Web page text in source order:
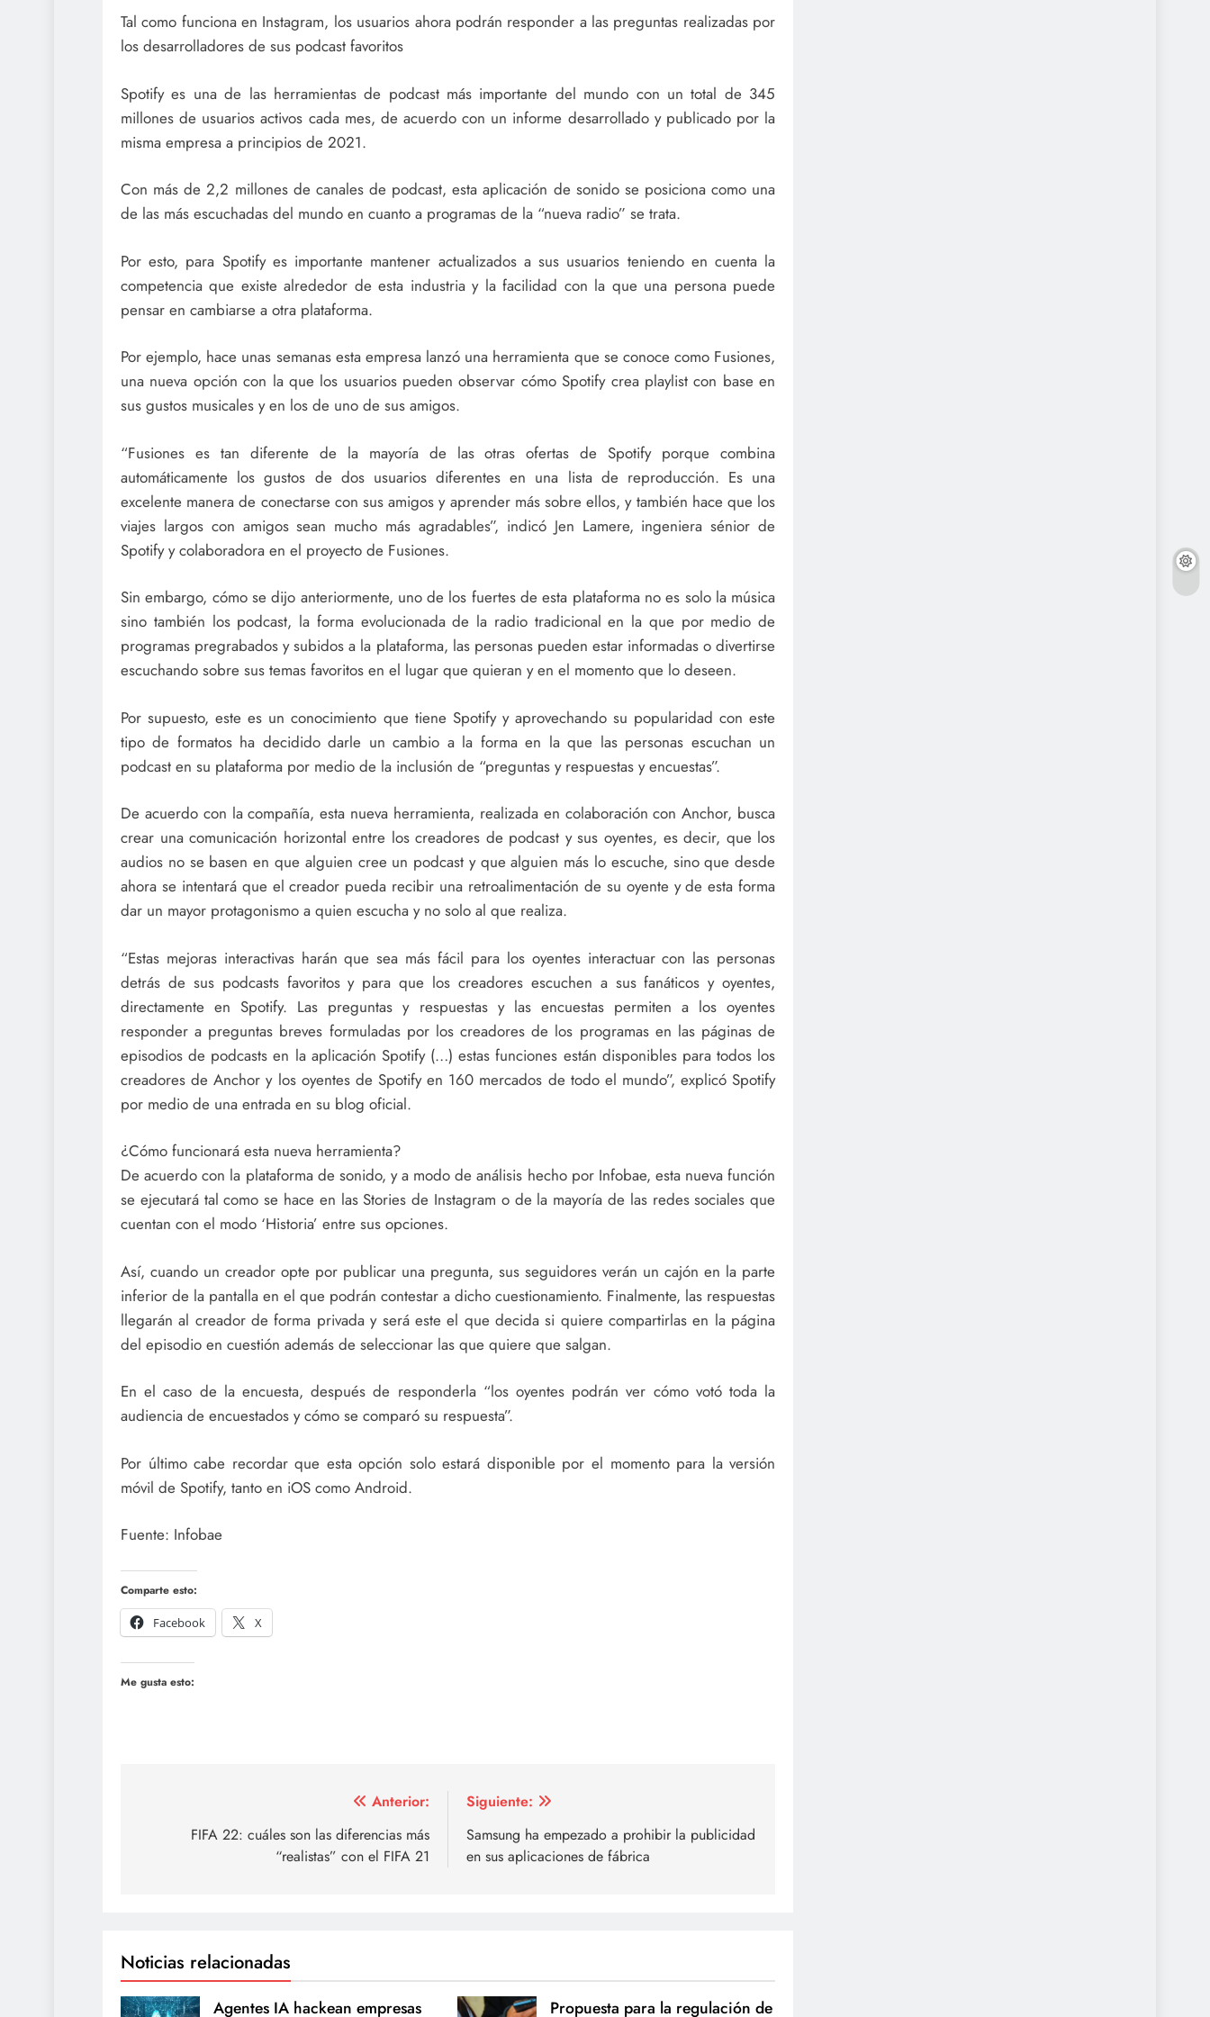
Tal como funciona en Instagram, los usuarios ahora podrán responder a las preguntas realizadas por
los desarrolladores de sus podcast favoritos
Spotify es una de las herramientas de podcast más importante del mundo con un total de 345
millones de usuarios activos cada mes, de acuerdo con un informe desarrollado y publicado por la
misma empresa a principios de 2021.
Con más de 2,2 millones de canales de podcast, esta aplicación de sonido se posiciona como una
de las más escuchadas del mundo en cuanto a programas de la “nueva radio” se trata.
Por esto, para Spotify es importante mantener actualizados a sus usuarios teniendo en cuenta la
competencia que existe alrededor de esta industria y la facilidad con la que una persona puede
pensar en cambiarse a otra plataforma.
Por ejemplo, hace unas semanas esta empresa lanzó una herramienta que se conoce como Fusiones,
una nueva opción con la que los usuarios pueden observar cómo Spotify crea playlist con base en
sus gustos musicales y en los de uno de sus amigos.
“Fusiones es tan diferente de la mayoría de las otras ofertas de Spotify porque combina
automáticamente los gustos de dos usuarios diferentes en una lista de reproducción. Es una
excelente manera de conectarse con sus amigos y aprender más sobre ellos, y también hace que los
viajes largos con amigos sean mucho más agradables”, indicó Jen Lamere, ingeniera sénior de
Spotify y colaboradora en el proyecto de Fusiones.
Sin embargo, cómo se dijo anteriormente, uno de los fuertes de esta plataforma no es solo la música
sino también los podcast, la forma evolucionada de la radio tradicional en la que por medio de
programas pregrabados y subidos a la plataforma, las personas pueden estar informadas o divertirse
escuchando sobre sus temas favoritos en el lugar que quieran y en el momento que lo deseen.
Por supuesto, este es un conocimiento que tiene Spotify y aprovechando su popularidad con este
tipo de formatos ha decidido darle un cambio a la forma en la que las personas escuchan un
podcast en su plataforma por medio de la inclusión de “preguntas y respuestas y encuestas”.
De acuerdo con la compañía, esta nueva herramienta, realizada en colaboración con Anchor, busca
crear una comunicación horizontal entre los creadores de podcast y sus oyentes, es decir, que los
audios no se basen en que alguien cree un podcast y que alguien más lo escuche, sino que desde
ahora se intentará que el creador pueda recibir una retroalimentación de su oyente y de esta forma
dar un mayor protagonismo a quien escucha y no solo al que realiza.
“Estas mejoras interactivas harán que sea más fácil para los oyentes interactuar con las personas
detrás de sus podcasts favoritos y para que los creadores escuchen a sus fanáticos y oyentes,
directamente en Spotify. Las preguntas y respuestas y las encuestas permiten a los oyentes
responder a preguntas breves formuladas por los creadores de los programas en las páginas de
episodios de podcasts en la aplicación Spotify (…) estas funciones están disponibles para todos los
creadores de Anchor y los oyentes de Spotify en 160 mercados de todo el mundo”, explicó Spotify
por medio de una entrada en su blog oficial.
¿Cómo funcionará esta nueva herramienta?
De acuerdo con la plataforma de sonido, y a modo de análisis hecho por Infobae, esta nueva función
se ejecutará tal como se hace en las Stories de Instagram o de la mayoría de las redes sociales que
cuentan con el modo ‘Historia’ entre sus opciones.
Así, cuando un creador opte por publicar una pregunta, sus seguidores verán un cajón en la parte
inferior de la pantalla en el que podrán contestar a dicho cuestionamiento. Finalmente, las respuestas
llegarán al creador de forma privada y será este el que decida si quiere compartirlas en la página
del episodio en cuestión además de seleccionar las que quiere que salgan.
En el caso de la encuesta, después de responderla “los oyentes podrán ver cómo votó toda la
audiencia de encuestados y cómo se comparó su respuesta”.
Por último cabe recordar que esta opción solo estará disponible por el momento para la versión
móvil de Spotify, tanto en iOS como Android.
Fuente: Infobae
Comparte esto:
Facebook
X
Me gusta esto:
Anterior:
FIFA 22: cuáles son las diferencias más
“realistas” con el FIFA 21
Siguiente:
Samsung ha empezado a prohibir la publicidad
en sus aplicaciones de fábrica
Noticias relacionadas
Agentes IA hackean empresas Propuesta para la regulación de